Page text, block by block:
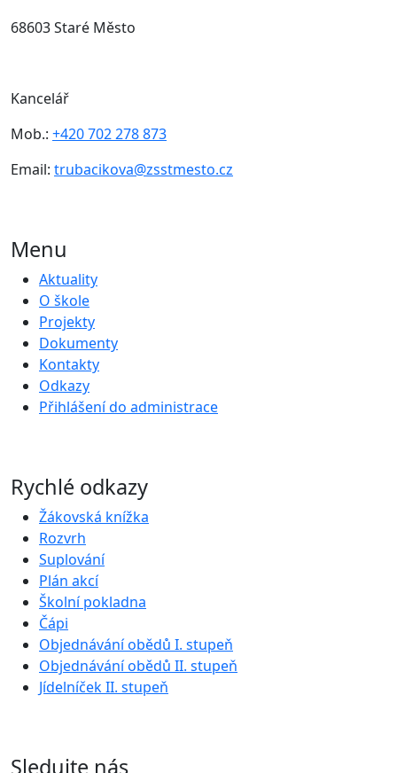
68603 Staré Město
Kancelář
Mob.: +420 702 278 873
Email: trubacikova@zsstmesto.cz
Menu
Aktuality
O škole
Projekty
Dokumenty
Kontakty
Odkazy
Přihlášení do administrace
Rychlé odkazy
Žákovská knížka
Rozvrh
Suplování
Plán akcí
Školní pokladna
Čápi
Objednávání obědů I. stupeň
Objednávání obědů II. stupeň
Jídelníček II. stupeň
Sledujte nás